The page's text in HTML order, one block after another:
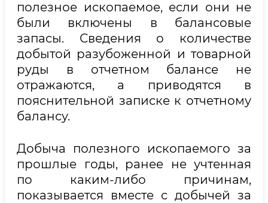
полезное ископаемое, если они не
были включены в балансовые
запасы. Сведения о количестве
добытой разубоженной и товарной
руды в отчетном балансе не
отражаются, а приводятся в
пояснительной записке к отчетному
балансу.
Добыча полезного ископаемого за
прошлые годы, ранее не учтенная
по каким-либо причинам,
показывается вместе с добычей за